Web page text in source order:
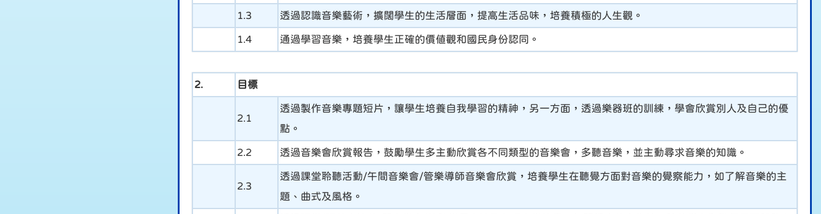
1.3 透過認識音樂藝術，擴闊學生的生活層面，提高生活品味，培養積極的人生觀。
1.4 通過學習音樂，培養學生正確的價值觀和國民身份認同。
2. 目標
2.1
透過製作音樂專題短片，讓學生培養自我學習的精神，另一方面，透過樂器班的訓練，學會欣賞別人及自己的優
點。
2.2 透過音樂會欣賞報告，鼓勵學生多主動欣賞各不同類型的音樂會，多聽音樂，並主動尋求音樂的知識。
2.3
透過課堂聆聽活動/午間音樂會/管樂導師音樂會欣賞，培養學生在聽覺方面對音樂的覺察能力，如了解音樂的主
題、曲式及風格。